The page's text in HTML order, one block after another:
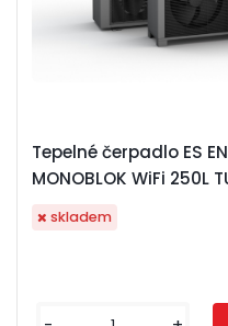
Tepelné čerpadlo ES
MONOBLOK WiFi 250L
skladem